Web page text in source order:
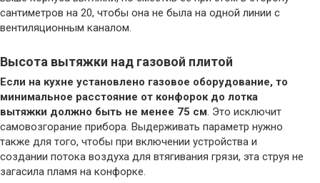
сантиметров на 20, чтобы она не была на одной линии с
вентиляционным каналом.
Высота вытяжки над газовой плитой
Если на кухне установлено газовое оборудование, то
минимальное расстояние от конфорок до лотка
вытяжки должно быть не менее 75 см. Это исключит
самовозгорание прибора. Выдерживать параметр нужно
также для того, чтобы при включении устройства и
создании потока воздуха для втягивания грязи, эта струя не
загасила пламя на конфорке.